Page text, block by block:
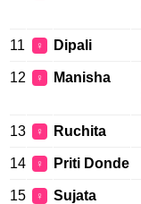
11 ♀ Dipali
12 ♀ Manisha
13 ♀ Ruchita
14 ♀ Priti Donde
15 ♀ Sujata